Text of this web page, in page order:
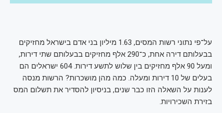
על־פי נתוני רשות המסים, 1.63 מיליון בני אדם בישראל מחזיקים
בבעלותם דירה אחת, כ־290 אלף מחזיקים בבעלותם שתי דירות,
ומעל 90 אלף מחזיקים בין שלוש לתשע דירות. 604 ישראלים הם
בעלים של 10 דירות ומעלה. כמה מהן מושכרות? הרשות מנסה
לענות על השאלה הזו כבר שנים, בניסיון להסדיר את תשלום המס
בזירת השכירויות.